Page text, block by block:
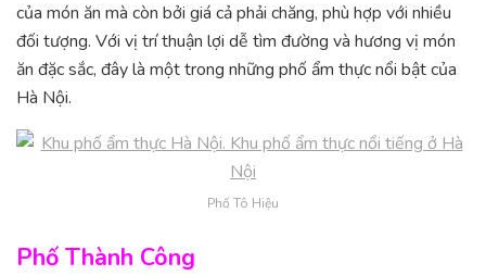
của món ăn mà còn bởi giá cả phải chăng, phù hợp với nhiều
đối tượng. Với vị trí thuận lợi dễ tìm đường và hương vị món
ăn đặc sắc, đây là một trong những phố ẩm thực nổi bật của
Hà Nội.
Phố Tô Hiệu
Phố Thành Công